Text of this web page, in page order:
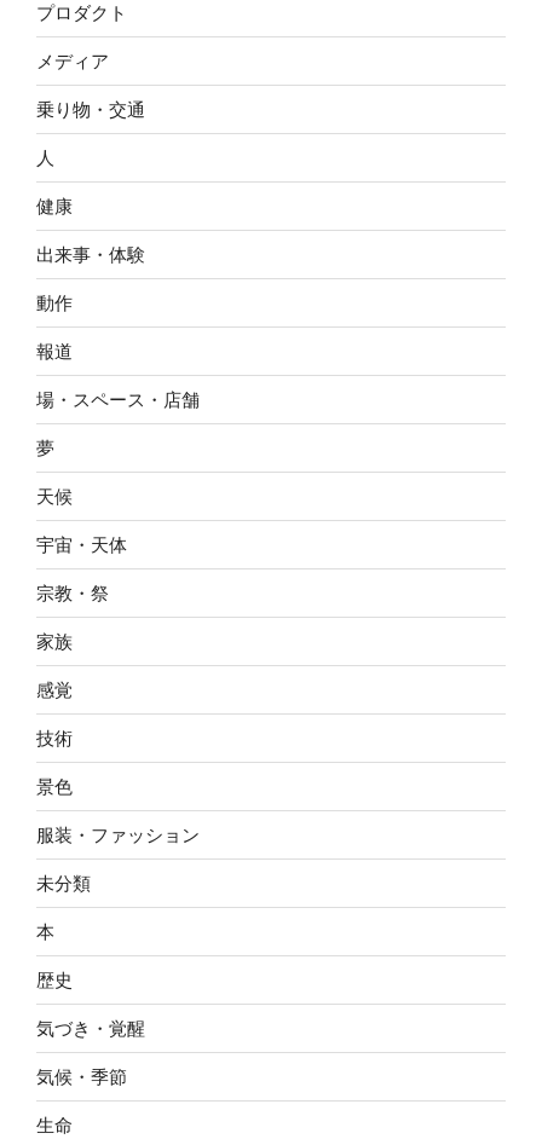
プロダクト
メディア
乗り物・交通
人
健康
出来事・体験
動作
報道
場・スペース・店舗
夢
天候
宇宙・天体
宗教・祭
家族
感覚
技術
景色
服装・ファッション
未分類
本
歴史
気づき・覚醒
気候・季節
生命